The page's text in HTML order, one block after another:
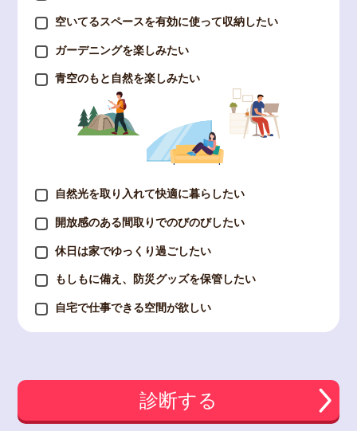
空いてるスペースを有効に使って収納したい
ガーデニングを楽しみたい
青空のもと自然を楽しみたい
自然光を取り入れて快適に暮らしたい
開放感のある間取りでのびのびしたい
休日は家でゆっくり過ごしたい
もしもに備え、防災グッズを保管したい
自宅で仕事できる空間が欲しい
診断する